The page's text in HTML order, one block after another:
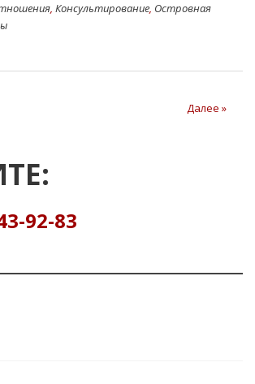
, Консультирование, Островная
Далее »
92-83